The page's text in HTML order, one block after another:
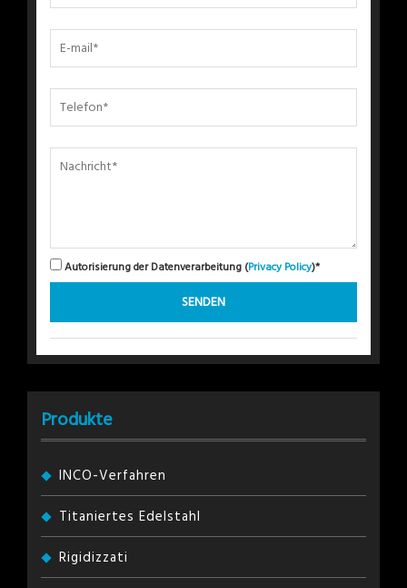
Autorisierung der Datenverarbeitung (Privacy Policy)*
Produkte
INCO-Verfahren
Titaniertes Edelstahl
Rigidizzati